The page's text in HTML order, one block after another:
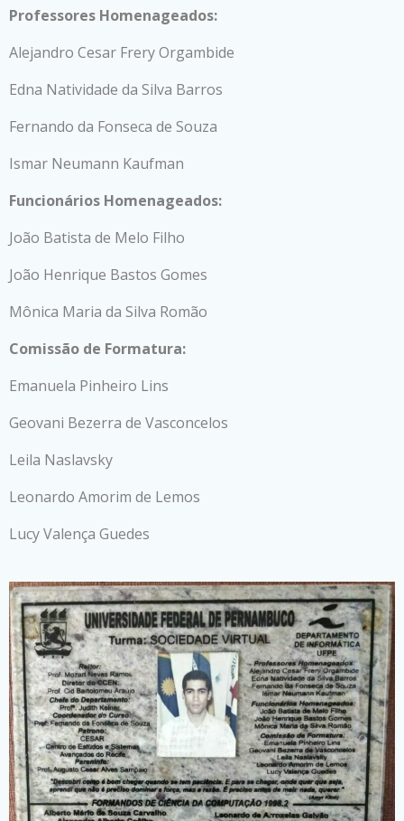
Professores Homenageados:
Alejandro Cesar Frery Orgambide
Edna Natividade da Silva Barros
Fernando da Fonseca de Souza
Ismar Neumann Kaufman
Funcionários Homenageados:
João Batista de Melo Filho
João Henrique Bastos Gomes
Mônica Maria da Silva Romão
Comissão de Formatura:
Emanuela Pinheiro Lins
Geovani Bezerra de Vasconcelos
Leila Naslavsky
Leonardo Amorim de Lemos
Lucy Valença Guedes